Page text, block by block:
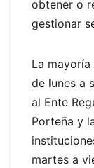
obtener o
gestionar
La
de lunes a
al Ente
Porteña y
martes a